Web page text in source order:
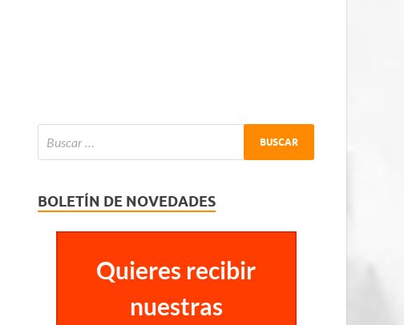
BOLETÍN DE NOVEDADES
Quieres recibir
nuestras